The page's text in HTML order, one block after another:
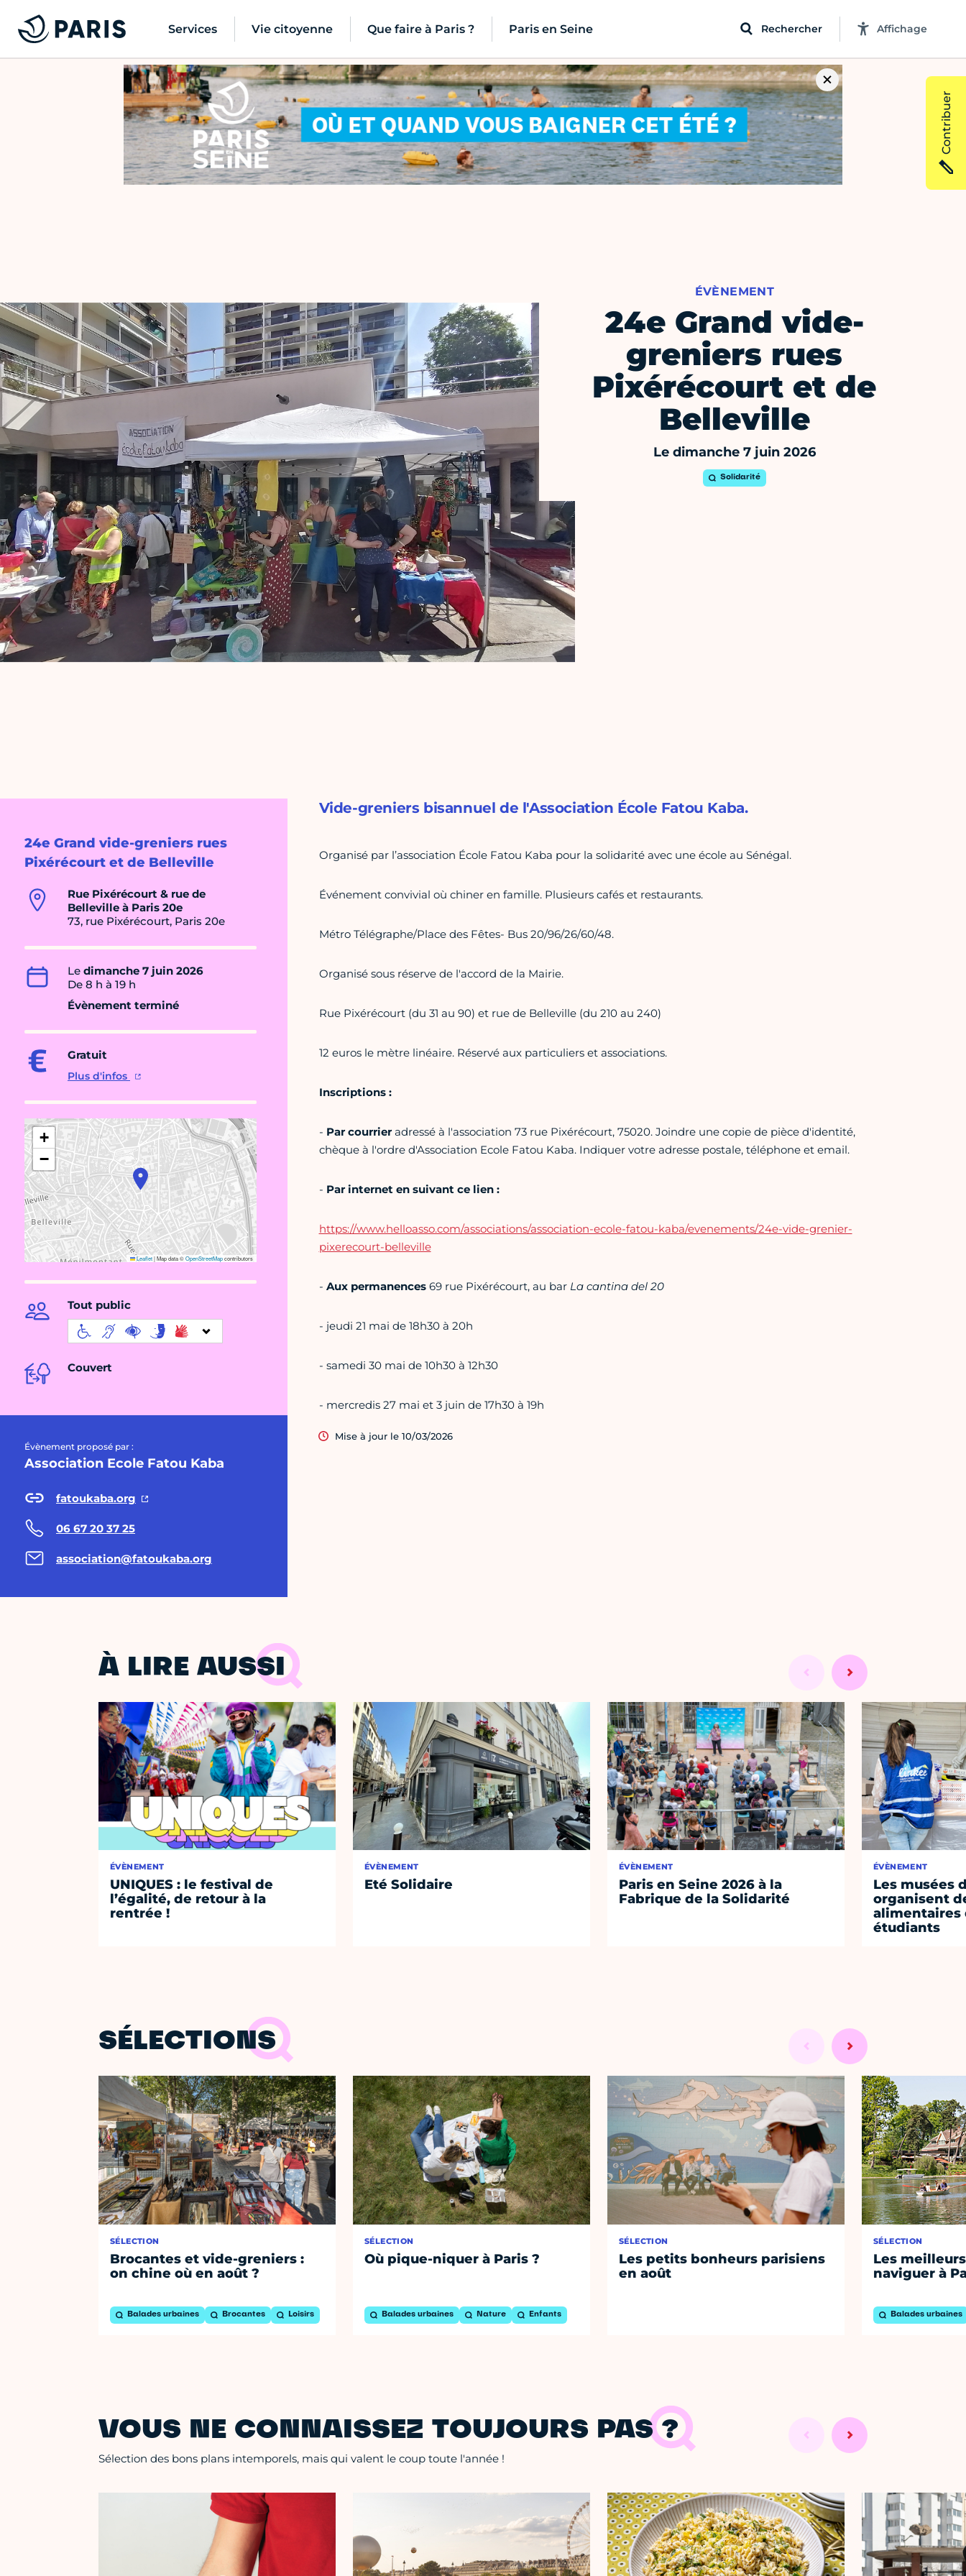
Services Vie citoyenne Que faire à Paris ? Paris en Seine Rechercher Affichage
ÉVÈNEMENT
24e Grand vide-
greniers rues
Pixérécourt et de
Belleville
Le dimanche 7 juin 2026
Solidarité
24e Grand vide-greniers rues
Pixérécourt et de Belleville
Rue Pixérécourt & rue de
Belleville à Paris 20e
73, rue Pixérécourt, Paris 20e
Le dimanche 7 juin 2026
De 8 h à 19 h
Évènement terminé
Gratuit
Plus d'infos
+
−
Leaflet|Map data ©OpenStreetMapcontributors
Tout public
Couvert
Évènement proposé par :
Association Ecole Fatou Kaba
fatoukaba.org
06 67 20 37 25
association@fatoukaba.org
Vide-greniers bisannuel de l'Association École Fatou Kaba.
Organisé par l’association École Fatou Kaba pour la solidarité avec une école au Sénégal.
Événement convivial où chiner en famille. Plusieurs cafés et restaurants.
Métro Télégraphe/Place des Fêtes- Bus 20/96/26/60/48.
Organisé sous réserve de l'accord de la Mairie.
Rue Pixérécourt (du 31 au 90) et rue de Belleville (du 210 au 240)
12 euros le mètre linéaire. Réservé aux particuliers et associations.
Inscriptions :
- Par courrieradressé à l'association 73 rue Pixérécourt, 75020. Joindre une copie de pièce d'identité,
chèque à l'ordre d'Association Ecole Fatou Kaba. Indiquer votre adresse postale, téléphone et email.
- Par internet en suivant ce lien :
https://www.helloasso.com/associations/association-ecole-fatou-kaba/evenements/24e-vide-grenier-
pixerecourt-belleville
- Aux permanences69 rue Pixérécourt, au bar La cantina del 20
- jeudi 21 mai de 18h30 à 20h
- samedi 30 mai de 10h30 à 12h30
- mercredis 27 mai et 3 juin de 17h30 à 19h
Mise à jour le 10/03/2026
À LIRE AUSSI
ÉVÈNEMENT
UNIQUES : le festival de
l’égalité, de retour à la
rentrée !
ÉVÈNEMENT
Eté Solidaire
ÉVÈNEMENT
Paris en Seine 2026 à la
Fabrique de la Solidarité
ÉVÈNEMENT
Les musées
organisent
alimentaires
étudiants
SÉLECTIONS
SÉLECTION
Brocantes et vide-greniers :
on chine où en août ?
Balades urbaines Brocantes Loisirs
SÉLECTION
Où pique-niquer à Paris ?
Balades urbaines Nature Enfants
SÉLECTION
Les petits bonheurs parisiens
en août
SÉLECTION
Les
naviguer à
Balades urbaines
VOUS NE CONNAISSEZ TOUJOURS PAS ?
Sélection des bons plans intemporels, mais qui valent le coup toute l'année !
Contribuer